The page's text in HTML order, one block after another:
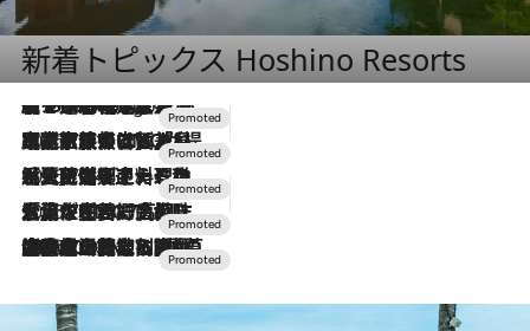
新着トピックス Hoshino Resorts
4 Hours Ago
【トンボの足水浴】ヒノキの香りに包まれて涼感マックス！約13℃の湧水かけ流しを避暑地「星野温泉 トンボの湯」で体験
2026.7.31
【ホテル帰省】という選択肢をOMOが提案。家族とほどよい距離を保つには「昼は実家、夜は気兼ねなくホテルで！」
2026.7.24
【夏限定ディナーコース】旬を迎える稚鮎や花ズッキーニなどをイタリア・トスカーナの郷土料理の手法で満喫！
2026.7.17
「土佐和ハーブかき氷」がOMO7高知に登場！生姜、山椒、大葉など目にも舌にも涼を呼ぶ郷土の味
2026.7.10
NEW OPEN！【界 草津】名湯の地に誕生。趣の異なる2種の温泉と上州ならではの会席・蕎麦割烹など美食を味わう究極の癒やし旅